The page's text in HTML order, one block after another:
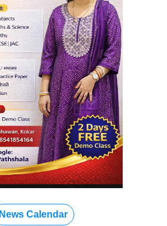
News Calendar